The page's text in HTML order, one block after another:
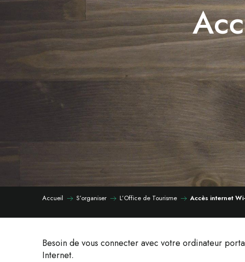
Accueil S’organiser L’Office de Tourisme Accès internet
Besoin de vous connecter avec votre ordinateur
Internet.